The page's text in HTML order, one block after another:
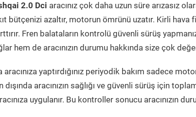
2.0 Dci aracınız çok daha uzun süre arızasız
bütçenizi azaltır, motorun ömrünü uzatır. Kirli hava
Fren balataların kontrolü güvenli sürüş
hem de aracınızın durumu hakkında size çok
aracınıza yaptırdığınız periyodik bakım sadece
aracınızın sağlığı ve güvenli sürüş için
uygulanır. Bu kontroller sonucu aracınızın